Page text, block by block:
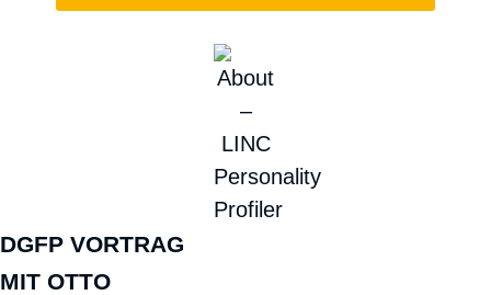
DGFP VORTRAG
MIT OTTO